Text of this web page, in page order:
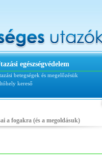
egészségvédelem
betegségek és megelőzésük
kereső
a fogakra (és a megoldásuk)